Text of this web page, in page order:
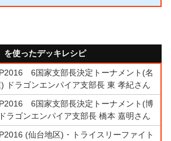
を使ったデッキレシピ
6国家支部長決定トーナメント(名
ドラゴンエンパイア支部長 東 孝紀さん
6国家支部長決定トーナメント(博
ラゴンエンパイア支部長 橋本 嘉明さん
(仙台地区)・トライスリーファイト